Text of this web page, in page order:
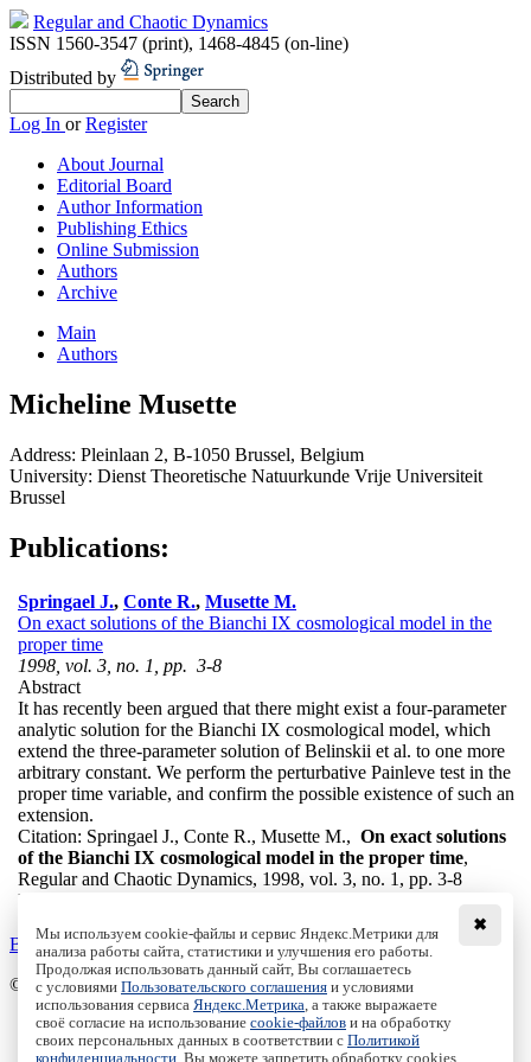
Regular and Chaotic Dynamics
ISSN 1560-3547 (print), 1468-4845 (on-line)
Distributed by
Log In orRegister
About Journal
Editorial Board
Author Information
Publishing Ethics
Online Submission
Authors
Archive
Main
Authors
Micheline Musette
Address: Pleinlaan 2, B-1050 Brussel, Belgium
University: Dienst Theoretische Natuurkunde Vrije Universiteit
Brussel
Publications:
Springael J., Conte R., Musette M.
On exact solutions of the Bianchi IX cosmological model in the
proper time
1998, vol. 3, no. 1, pp. 3-8
Abstract
It has recently been argued that there might exist a four-parameter
analytic solution for the Bianchi IX cosmological model, which
extend the three-parameter solution of Belinskii et al. to one more
arbitrary constant. We perform the perturbative Painleve test in the
proper time variable, and confirm the possible existence of such an
extension.
Citation: Springael J., Conte R., Musette M., On exact solutions
of the Bianchi IX cosmological model in the proper time,
Regular and Chaotic Dynamics, 1998, vol. 3, no. 1, pp. 3-8
DOI:
Back to the list
© Institute of Computer Science Izhevsk, 2005 - 2026
About Journal
Editorial Board
✖
Мы используем cookie-файлы и сервис Яндекс.Метрики для
анализа работы сайта, статистики и улучшения его работы.
Продолжая использовать данный сайт, Вы соглашаетесь
с условиями Пользовательского соглашения и условиями
использования сервиса Яндекс.Метрика , а также выражаете
своё согласие на использование cookie-файлов и на обработку
своих персональных данных в соответствии с Политикой
конфиденциальности . Вы можете запретить обработку cookies